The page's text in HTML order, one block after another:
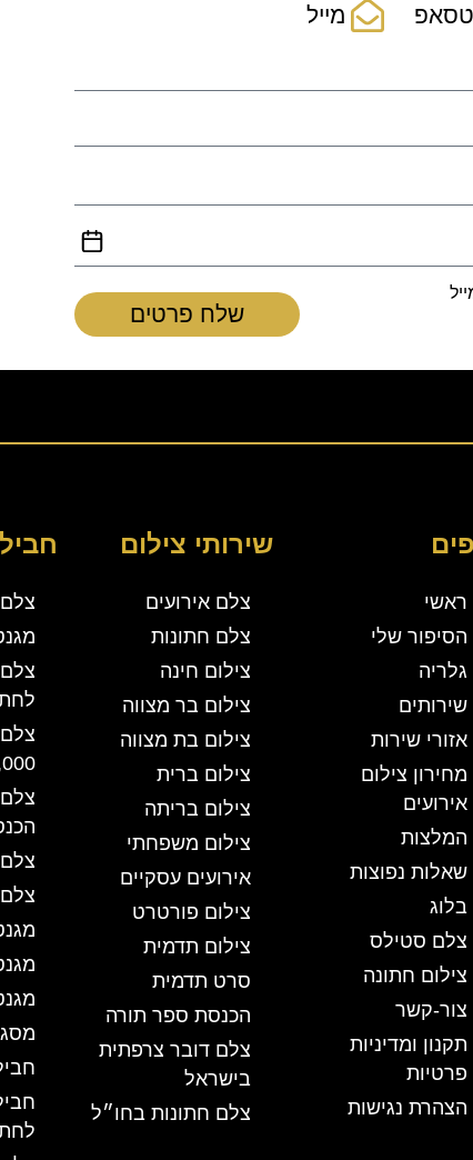
מייל
שלח פרטים
ראשי
הסיפור שלי
גלריה
שירותים
אזורי שירות
מחירון צילום
אירועים
המלצות
שאלות נפוצות
בלוג
צלם סטילס
צילום חתונה
צור-קשר
תקנון ומדיניות
פרטיות
הצהרת נגישות
שירותי צילום
צלם אירועים
צלם חתונות
צילום חינה
צילום בר מצווה
צילום בת מצווה
צילום ברית
צילום בריתה
צילום משפחתי
אירועים עסקיים
צילום פורטרט
צילום תדמית
סרט תדמית
הכנסת ספר תורה
צלם דובר צרפתית
בישראל
צלם חתונות בחו״ל
₪